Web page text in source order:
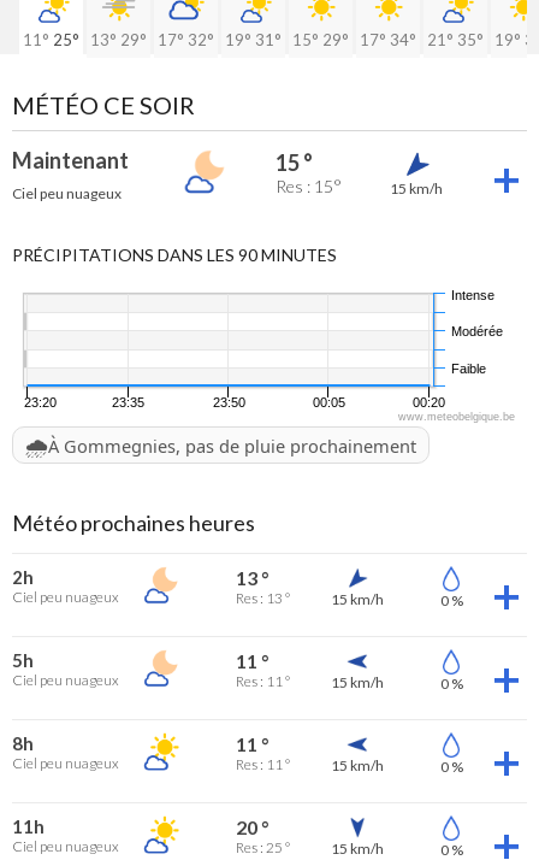
11° 25° 13° 29° 17° 32° 19° 31° 15° 29° 17° 34° 21° 35° 19°
MÉTÉO CE SOIR
Maintenant
Ciel peu nuageux
15 °
Res : 15° 15 km/h
PRÉCIPITATIONS DANS LES 90 MINUTES
23:20 23:35 23:50 00:05 00:20
Faible
Modérée
Intense
www.meteobelgique.be
🌧️À Gommegnies, pas de pluie prochainement
Météo prochaines heures
2h
Ciel peu nuageux
13 °
Res : 13 ° 15 km/h 0 %
5h
Ciel peu nuageux
11 °
Res : 11 ° 15 km/h 0 %
8h
Ciel peu nuageux
11 °
Res : 11 ° 15 km/h 0 %
11h
Ciel peu nuageux
20 °
Res : 25 ° 15 km/h 0 %